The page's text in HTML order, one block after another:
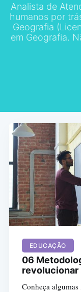
Analista de
humanos por
Geografia
em Geografia.
EDUCAÇÃO
06
revolucionar
Conheça